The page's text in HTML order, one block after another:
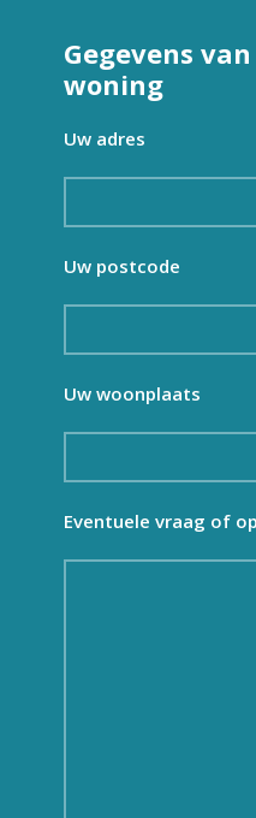
Gegevens
woning
Uw adres
Uw postcode
Uw woonplaats
Eventuele vraag of